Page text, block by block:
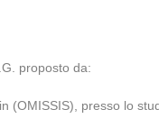
proposto da:
(OMISSIS), presso lo